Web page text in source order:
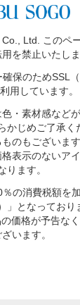
Ltd. このペ
を禁止いたしま
保のためSSL
用しています。
・素材感など
かじめご了承く
のもございま
表示のないア
ります。
の消費税額を
」となっており
価格が予告な
います。